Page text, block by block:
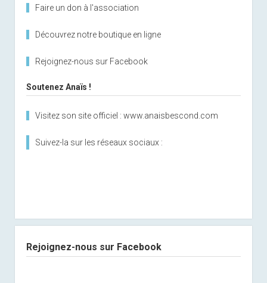
Faire un don à l'association
Découvrez notre boutique en ligne
Rejoignez-nous sur Facebook
Soutenez Anaïs !
Visitez son site officiel : www.anaisbescond.com
Suivez-la sur les réseaux sociaux :
Rejoignez-nous sur Facebook